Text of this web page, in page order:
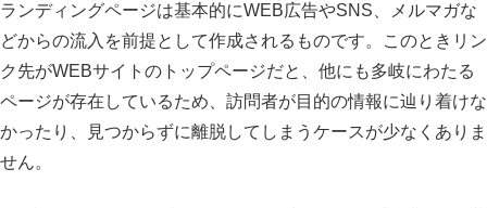
ランディングページは基本的にWEB広告やSNS、メルマガな
どからの流入を前提として作成されるものです。このときリン
ク先がWEBサイトのトップページだと、他にも多岐にわたる
ページが存在しているため、訪問者が目的の情報に辿り着けな
かったり、見つからずに離脱してしまうケースが少なくありま
せん。